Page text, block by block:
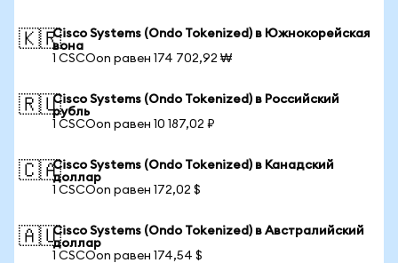
🇰🇷Cisco Systems (Ondo Tokenized) в Южнокорейская
вона
1 CSCOon равен 174 702,92 ₩
🇷🇺Cisco Systems (Ondo Tokenized) в Российский
рубль
1 CSCOon равен 10 187,02 ₽
🇨🇦Cisco Systems (Ondo Tokenized) в Канадский
доллар
1 CSCOon равен 172,02 $
🇦🇺Cisco Systems (Ondo Tokenized) в Австралийский
доллар
1 CSCOon равен 174,54 $